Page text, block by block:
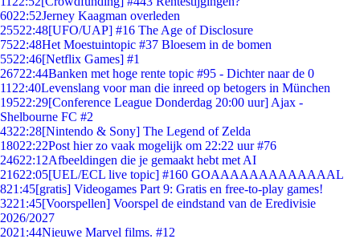
6022:52Jerney Kaagman overleden
25522:48[UFO/UAP] #16 The Age of Disclosure
7522:48Het Moestuintopic #37 Bloesem in de bomen
5522:46[Netflix Games] #1
26722:44Banken met hoge rente topic #95 - Dichter naar de 0
11 22:40Levenslang voor man die inreed op betogers in München
19522:29[Conference League Donderdag 20:00 uur] Ajax -
Shelbourne FC #2
4322:28[Nintendo & Sony] The Legend of Zelda
18022:22Post hier zo vaak mogelijk om 22:22 uur #76
24622:12Afbeeldingen die je gemaakt hebt met AI
21622:05[UEL/ECL live topic] #160 GOAAAAAAAAAAAAAL
821:45[gratis] Videogames Part 9: Gratis en free-to-play games!
3221:45[Voorspellen] Voorspel de eindstand van de Eredivisie
2026/2027
2021:44Nieuwe Marvel films. #12